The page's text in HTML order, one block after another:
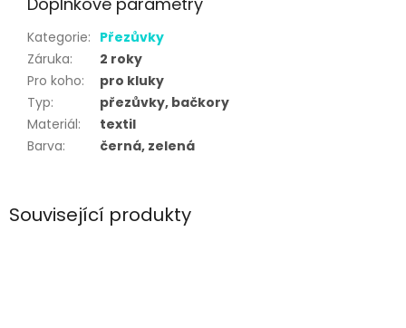
Související produkty
Kategorie: Přezůvky
Záruka:
2 roky
Pro koho:
pro kluky
Typ:
přezůvky, bačkory
Materiál:
textil
Barva: černá, zelená